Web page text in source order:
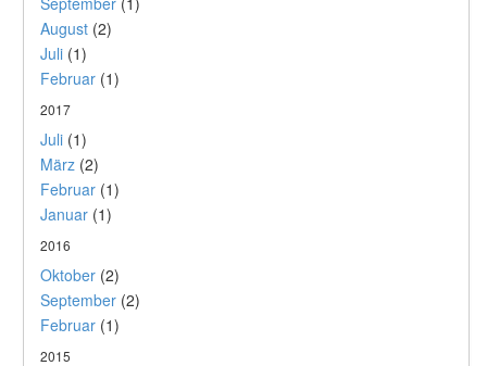
August (2)
Juli (1)
Februar (1)
2017
Juli (1)
März (2)
Februar (1)
Januar (1)
2016
Oktober (2)
September (2)
Februar (1)
2015